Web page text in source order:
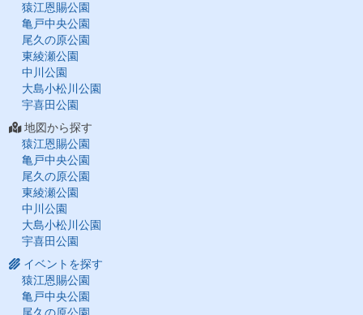
猿江恩賜公園
亀戸中央公園
尾久の原公園
東綾瀬公園
中川公園
大島小松川公園
宇喜田公園
地図から探す
猿江恩賜公園
亀戸中央公園
尾久の原公園
東綾瀬公園
中川公園
大島小松川公園
宇喜田公園
イベントを探す
猿江恩賜公園
亀戸中央公園